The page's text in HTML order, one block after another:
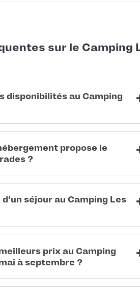
sur le Camping
disponibilités au Camping
propose le
?
séjour au Camping Les
prix au Camping
à septembre ?